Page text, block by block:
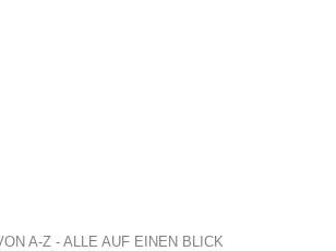
A-Z - ALLE AUF EINEN BLICK